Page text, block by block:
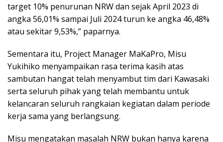
target 10% penurunan NRW dan sejak April 2023 di
angka 56,01% sampai Juli 2024 turun ke angka 46,48%
atau sekitar 9,53%,” paparnya.
Sementara itu, Project Manager MaKaPro, Misu
Yukihiko menyampaikan rasa terima kasih atas
sambutan hangat telah menyambut tim dari Kawasaki
serta seluruh pihak yang telah membantu untuk
kelancaran seluruh rangkaian kegiatan dalam periode
kerja sama yang berlangsung.
Misu mengatakan masalah NRW bukan hanya karena